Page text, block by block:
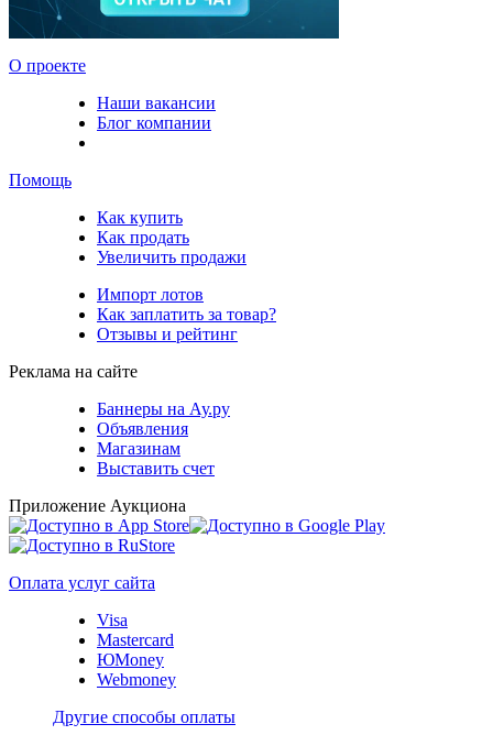
О проекте
Наши вакансии
Блог компании
Помощь
Как купить
Как продать
Увеличить продажи
Импорт лотов
Как заплатить за товар?
Отзывы и рейтинг
Реклама на сайте
Баннеры на Ау.ру
Объявления
Магазинам
Выставить счет
Приложение Аукциона
Оплата услуг сайта
Visa
Mastercard
ЮMoney
Webmoney
Другие способы оплаты